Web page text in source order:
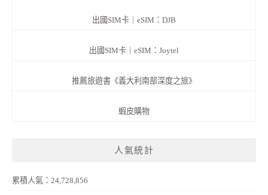
出國SIM卡｜eSIM：DJB
出國SIM卡｜eSIM：Joytel
推薦旅遊書《義大利南部深度之旅》
蝦皮購物
人氣統計
累積人氣：24,728,856